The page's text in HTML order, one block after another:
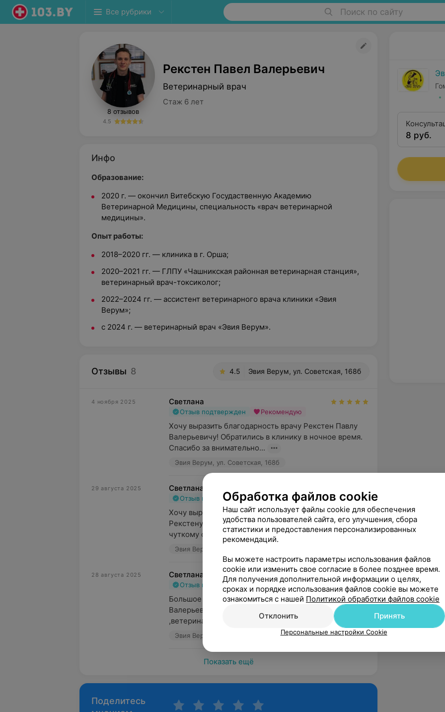
Все рубрики Поиск по сайту
8 отзывов
4.5
Рекстен Павел Валерьевич
Ветеринарный врач
Стаж 6 лет
Инфо
Образование:
2020 г. — окончил Витебскую Госудаственную Академию
Ветеринарной Медицины, специальность «врач ветеринарной
медицины».
Опыт работы:
2018–2020 гг. — клиника в г. Орша;
2020–2021 гг. — ГЛПУ «Чашникская районная ветеринарная станция»,
ветеринарный врач-токсиколог;
2022–2024 гг. — ассистент ветеринарного врача клиники «Эвия
Верум»;
c 2024 г. — ветеринарный врач «Эвия Верум».
Отзывы 8 4.5 Эвия Верум, ул. Советская, 168б
4 ноября 2025 Светлана
Отзыв подтвержден Рекомендую
Хочу выразить благодарность врачу Рекстен Павлу
Валерьевичу! Обратились в клинику в ночное время.
Спасибо за внимательно...
Эвия Верум, ул. Советская, 168б
29 августа 2025 Светлана
Отзыв подтвержден Рекомендую
Хочу выразить огромную благодарность доктору
Рекстену Павлу! Благодаря его профессионализму и
чуткому отношению к моей к...
Эвия Верум, ул. Советская, 168б
28 августа 2025 Светлана
Отзыв подтвержден Рекомендую
Большое спасибо врачу Рекстен Павлу
Валерьевичу,за помощь и содействие.Рекемендую
,ветеринар от бога
Эвия Верум, ул. Советская, 168б
Показать ещё
Поделитесь
8 руб.
Обработка файлов cookie
Наш сайт использует файлы cookie для обеспечения
удобства пользователей сайта, его улучшения, сбора
статистики и предоставления персонализированных
рекомендаций.
Вы можете настроить параметры использования файлов
cookie или изменить свое согласие в более позднее время.
Для получения дополнительной информации о целях,
сроках и порядке использования файлов cookie вы можете
ознакомиться с нашей Политикой обработки файлов cookie
Отклонить
Принять
Персональные настройки Cookie